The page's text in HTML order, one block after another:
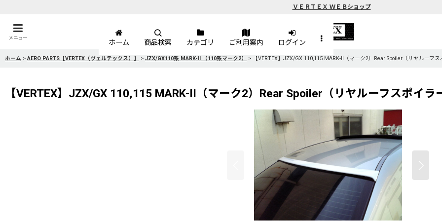
ＶＥＲＴＥＸ ＷＥＢショップ
メニュー
ホーム 商品検索 カテゴリ ご利用案内 ログイン
ホーム > AERO PARTS【VERTEX（ヴェルテックス）】 > JZX/GX110系 MARK-II （110系マーク2） > 【VERTEX】JZX/GX 110,115 MARK-II（マーク2）Rear Spoiler（リヤルーフス
【VERTEX】JZX/GX 110,115 MARK-II（マーク2）Rear Spoiler（リヤルーフスポイラ